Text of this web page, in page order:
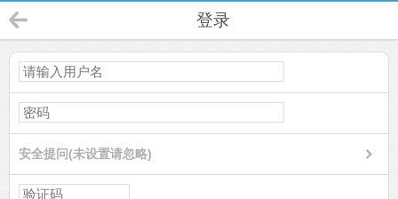
登录
安全提问(未设置请忽略)